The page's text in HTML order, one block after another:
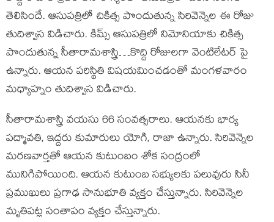
తెలిసిందే. ఆసుపత్రిలో చికిత్స పొందుతున్న సిరివెన్నెల ఈ రోజు
తుదిశ్వాస విడిచారు. కిమ్స్ ఆసుపత్రిలో నిమోనియాకు చికిత్స
పొందుతున్న సీతారామశాస్త్రి…కొద్ది రోజులగా వెంటిలేటర్ పై
ఉన్నారు. ఆయన పరిస్థితి విషయమించడంతో మంగళవారం
మధ్యాహ్నం తుదిశ్వాస విడిచారు.
సీతారామశాస్త్రి వయసు 66 సంవత్సరాలు. ఆయనకు భార్య
పద్మావతి, ఇద్దరు కుమారులు యోగి, రాజా ఉన్నారు. సిరివెన్నెల
మరణవార్తతో ఆయన కుటుంబం శోక సంద్రంలో
మునిగిపోయింది. ఆయన కుటుంబ సభ్యులకు పలువురు సినీ
ప్రముఖులు ప్రగాఢ సానుభూతి వ్యక్తం చేస్తున్నారు. సిరివెన్నెల
మృతిపట్ల సంతాపం వ్యక్తం చేస్తున్నారు.